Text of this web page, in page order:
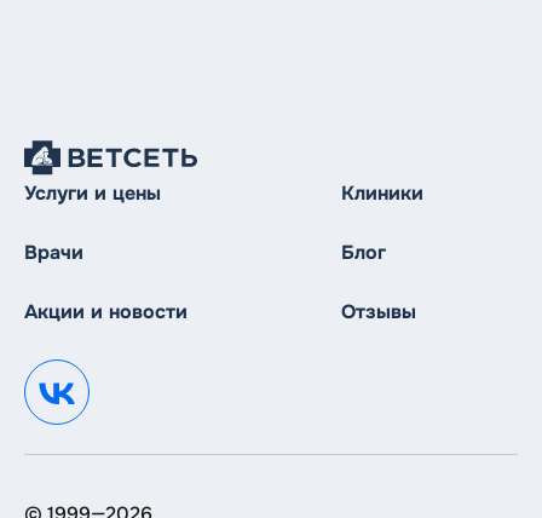
Восстановить пароль
Вход/Регистрация
Услуги и цены Клиники
Врачи Блог
Акции и новости Отзывы